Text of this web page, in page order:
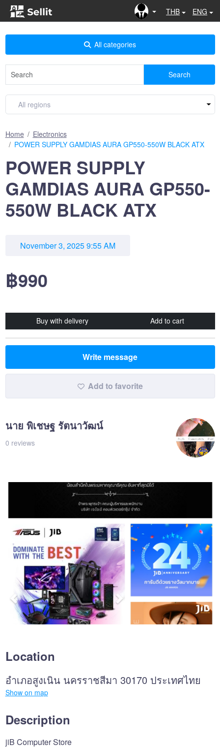
THB ENG
All categories
Search
Home
Electronics
POWER SUPPLY GAMDIAS AURA GP550-550W BLACK ATX
POWER SUPPLY
GAMDIAS AURA GP550-
550W BLACK ATX
November 3, 2025 9:55 AM
Location
อำเภอสูงเนิน นครราชสีมา 30170 ประเทศไทย
Show on map
Description
jiB Computer Store
฿990
Buy with delivery Add to cart
Write message
Add to favorite
นาย พิเชษฐ รัตนาวัฒน์
0 reviews